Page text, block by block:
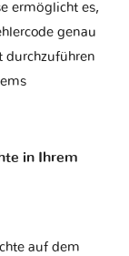
ermöglicht es,
genau
durchzuführen
in Ihrem
auf dem